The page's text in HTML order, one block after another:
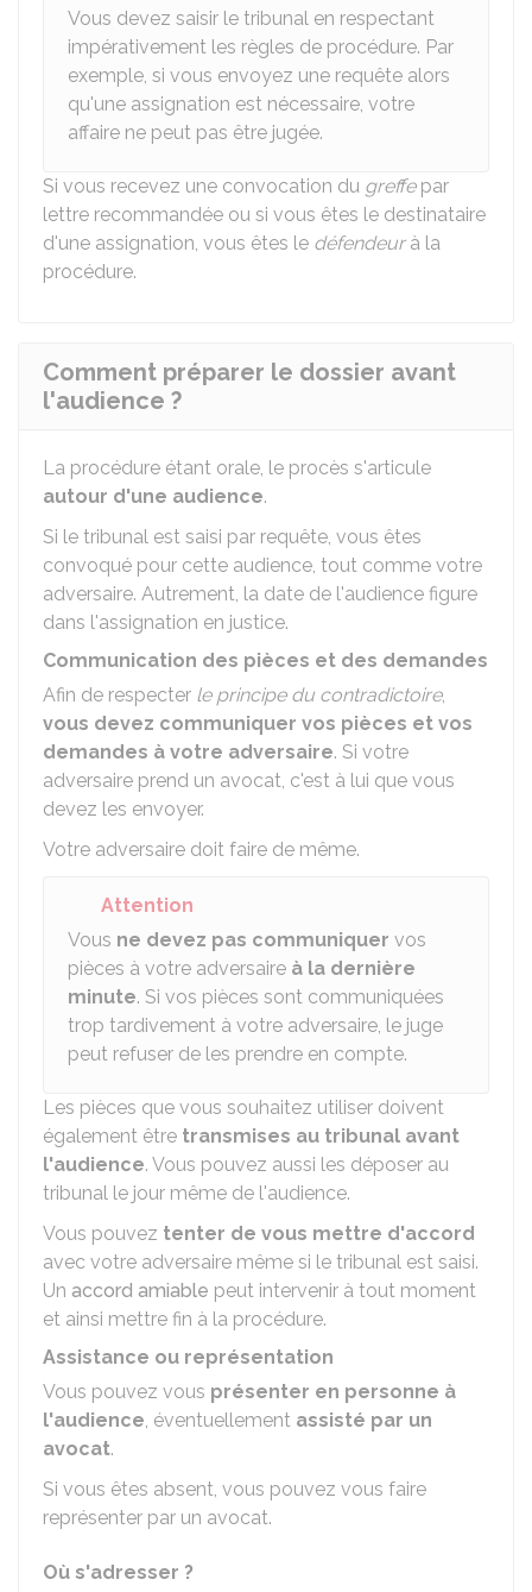
Vous devez saisir le tribunal en respectant
impérativement les règles de procédure. Par
exemple, si vous envoyez une requête alors
qu'une assignation est nécessaire, votre
affaire ne peut pas être jugée.
Si vous recevez une convocation du greffepar
lettre recommandée ou si vous êtes le destinataire
d'une assignation, vous êtes le défendeurà la
procédure.
Comment préparer le dossier avant
l'audience ?
La procédure étant orale, le procès s'articule
autour d'une audience.
Si le tribunal est saisi par requête, vous êtes
convoqué pour cette audience, tout comme votre
adversaire. Autrement, la date de l'audience figure
dans l'assignation en justice.
Communication des pièces et des demandes
Afin de respecter le principe du contradictoire,
vous devez communiquer vos pièces et vos
demandes à votre adversaire. Si votre
adversaire prend un avocat, c'est à lui que vous
devez les envoyer.
Votre adversaire doit faire de même.
Attention
Vous ne devez pas communiquer vos
pièces à votre adversaire à la dernière
minute. Si vos pièces sont communiquées
trop tardivement à votre adversaire, le juge
peut refuser de les prendre en compte.
Les pièces que vous souhaitez utiliser doivent
également être transmises au tribunal avant
l'audience. Vous pouvez aussi les déposer au
tribunal le jour même de l'audience.
Vous pouvez tenter de vous mettre d'accord
avec votre adversaire même si le tribunal est saisi.
Un accord amiable peut intervenir à tout moment
et ainsi mettre fin à la procédure.
Assistance ou représentation
Vous pouvez vous présenter en personne à
l'audience, éventuellement assisté par un
avocat.
Si vous êtes absent, vous pouvez vous faire
représenter par un avocat.
Où s'adresser ?